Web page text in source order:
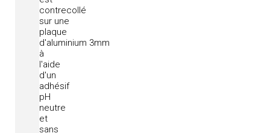
contrecollé
sur une
plaque
d'aluminium 3mm
à
l'aide
d'un
adhésif
pH
neutre
et
sans